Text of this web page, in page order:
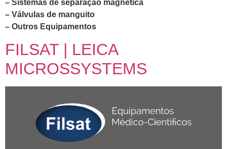
– Sistemas de separação magnética
– Válvulas de manguito
– Outros Equipamentos
FILSAT | LEICA
MICROSSYSTEMS